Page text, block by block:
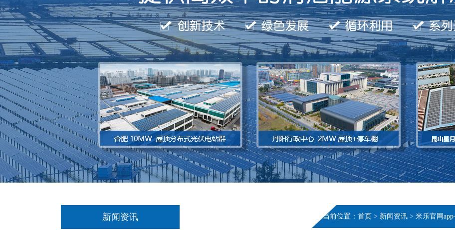
新闻资讯 当前位置： 首页 > 新闻资讯 > 米乐官网